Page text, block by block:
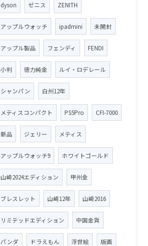
dyson ゼニス ZENITH
アップルウォッチ ipadmini 未開封
アップル製品 フェンディ FENDI
小判 徳力純金 ルイ・ロデレール
シャンパン 白州12年
メティスコンパクト PS5Pro CFI-7000
新品 ジェリー メティス
アップルウォッチ9 ホワイトゴールド
山崎2024エディション 甲州金
ブレスレット 山崎12年 山崎2016
リミテッドエディション 中国金貨
パンダ ドラえもん 浮世絵 版画